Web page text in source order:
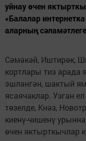
уйнау өчен
«Балалар
аларның
Сәмәкәй, Иштирәк,
кортлары тиз арада
эшләнгән, шактый
ясаячаклар. Узган
төзелде, Кнәз,
киенү-чишенү
өчен яктырткычлар